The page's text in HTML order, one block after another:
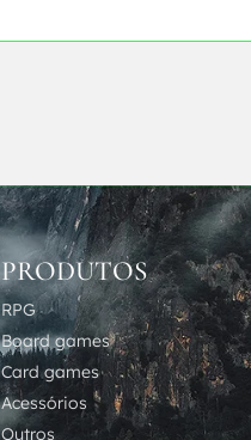
PRODUTOS
RPG
Board games
Card games
Acessórios
Outros